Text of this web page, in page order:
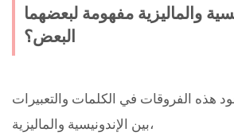
والماليزية مفهومة لبعضهما
البعض؟
هذه الفروقات في الكلمات والتعبيرات
بين الإندونيسية والماليزية،